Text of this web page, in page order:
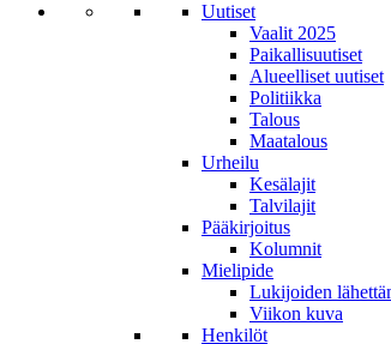
Uutiset
Vaalit 2025
Paikallisuutiset
Alueelliset uutiset
Politiikka
Talous
Maatalous
Urheilu
Kesälajit
Talvilajit
Pääkirjoitus
Kolumnit
Mielipide
Lukijoiden
Viikon kuva
Henkilöt